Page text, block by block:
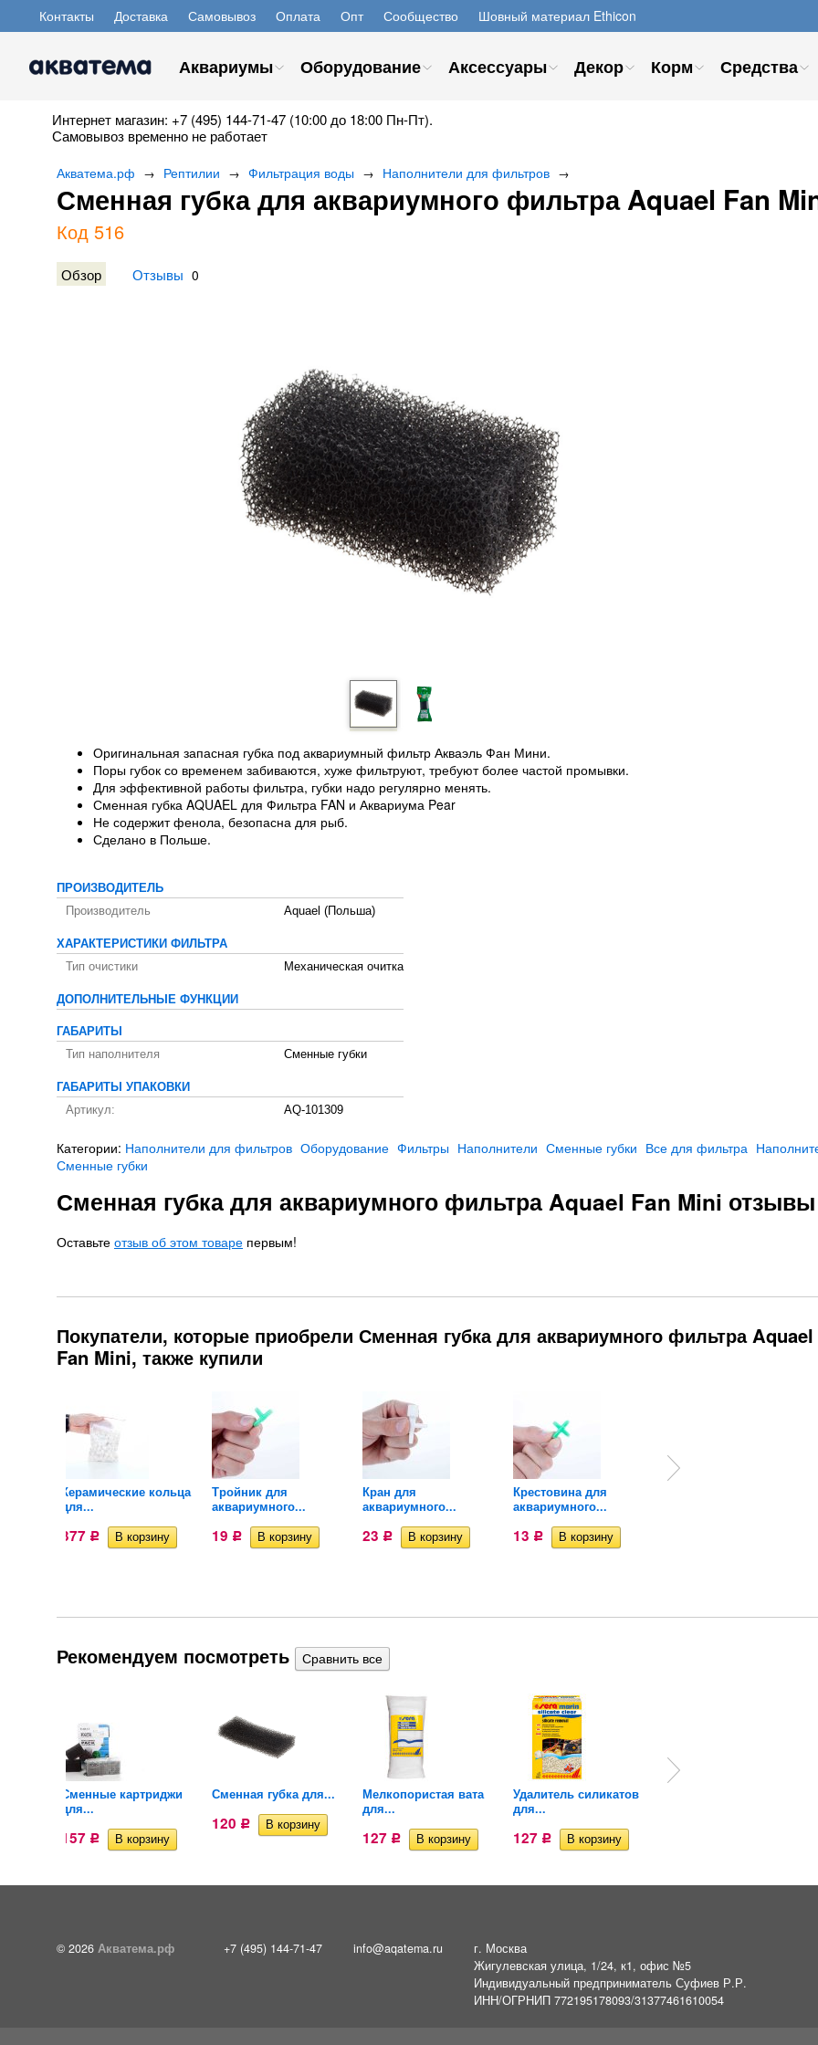
Контакты Доставка Самовывоз Оплата Опт Сообщество Шовный материал Ethicon
Аквариумы Оборудование Аксессуары Декор Корм Средства
Интернет магазин: +7 (495) 144-71-47 (10:00 до 18:00 Пн-Пт).
Самовывоз временно не работает
Акватема.рф → Рептилии → Фильтрация воды → Наполнители для фильтров →
Сменная губка для аквариумного фильтра Aquael Fan
Код 516
Обзор Отзывы 0
Оригинальная запасная губка под аквариумный фильтр Акваэль Фан Мини.
Поры губок со временем забиваются, хуже фильтруют, требуют более частой промывки.
Для эффективной работы фильтра, губки надо регулярно менять.
Сменная губка AQUAEL для Фильтра FAN и Аквариума Pear
Не содержит фенола, безопасна для рыб.
Сделано в Польше.
ПРОИЗВОДИТЕЛЬ
Производитель
Aquael (Польша)
ХАРАКТЕРИСТИКИ ФИЛЬТРА
Тип очистики
Механическая очитка
ДОПОЛНИТЕЛЬНЫЕ ФУНКЦИИ
ГАБАРИТЫ
Тип наполнителя
Сменные губки
ГАБАРИТЫ УПАКОВКИ
Артикул:
AQ-101309
Категории: Наполнители для фильтров Оборудование Фильтры Наполнители Сменные губки Все для фильтра
Сменные губки
Сменная губка для аквариумного фильтра Aquael Fan Mini отзывы
Оставьте отзыв об этом товаре первым!
Покупатели, которые приобрели Сменная губка для аквариумного фильтра Aquael
Fan Mini, также купили
Керамические кольца
для...
377 Р
Тройник для
аквариумного...
19 Р
Кран для
аквариумного...
23 Р
Крестовина для
аквариумного...
13 Р
Рекомендуем посмотреть
Сменные картриджи
для...
157 Р
Сменная губка для...
120 Р
Мелкопористая вата
для...
127 Р
Удалитель силикатов
для...
127 Р
© 2026 Акватема.рф +7 (495) 144-71-47 info@aqatema.ru
г. Москва
Жигулевская улица, 1/24, к1, офис №5
Индивидуальный предприниматель Суфиев Р.Р.
ИНН/ОГРНИП 772195178093/31377461610054